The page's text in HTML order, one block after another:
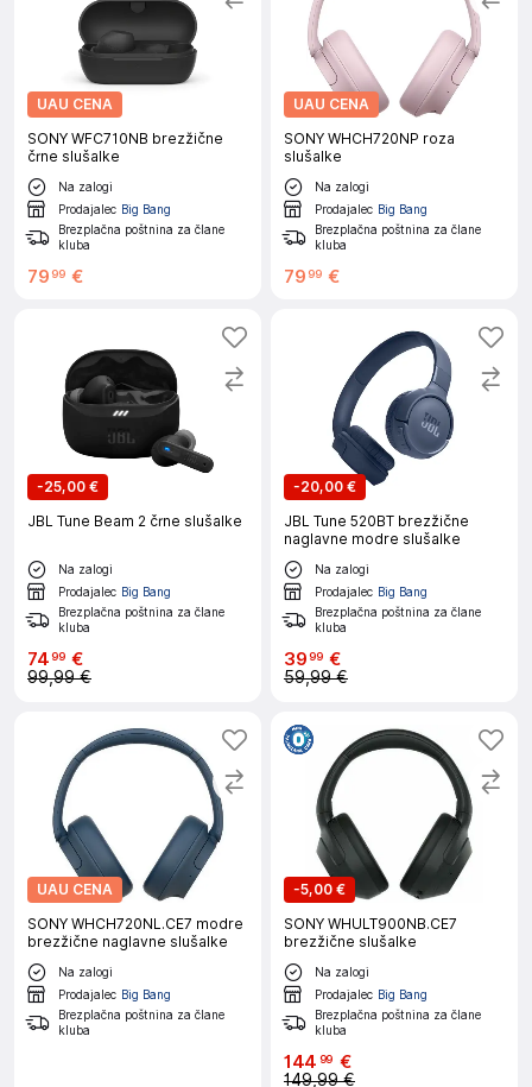
UAU CENA
SONY WFC710NB brezžične
črne slušalke
Na zalogi
Prodajalec Big Bang
Brezplačna poštnina za člane
kluba
79 99 €
UAU CENA
SONY WHCH720NP roza
slušalke
Na zalogi
Prodajalec Big Bang
Brezplačna poštnina za člane
kluba
79 99 €
-25,00 €
JBL Tune Beam 2 črne slušalke
Na zalogi
Prodajalec Big Bang
Brezplačna poštnina za člane
kluba
7499 €
99,99 €
-20,00 €
JBL Tune 520BT brezžične
naglavne modre slušalke
Na zalogi
Prodajalec Big Bang
Brezplačna poštnina za člane
kluba
3999 €
59,99 €
UAU CENA
SONY WHCH720NL.CE7 modre
brezžične naglavne slušalke
Na zalogi
Prodajalec Big Bang
Brezplačna poštnina za člane
kluba
-5,00 €
SONY WHULT900NB.CE7
brezžične slušalke
Na zalogi
Prodajalec Big Bang
Brezplačna poštnina za člane
kluba
144 99 €
149,99 €